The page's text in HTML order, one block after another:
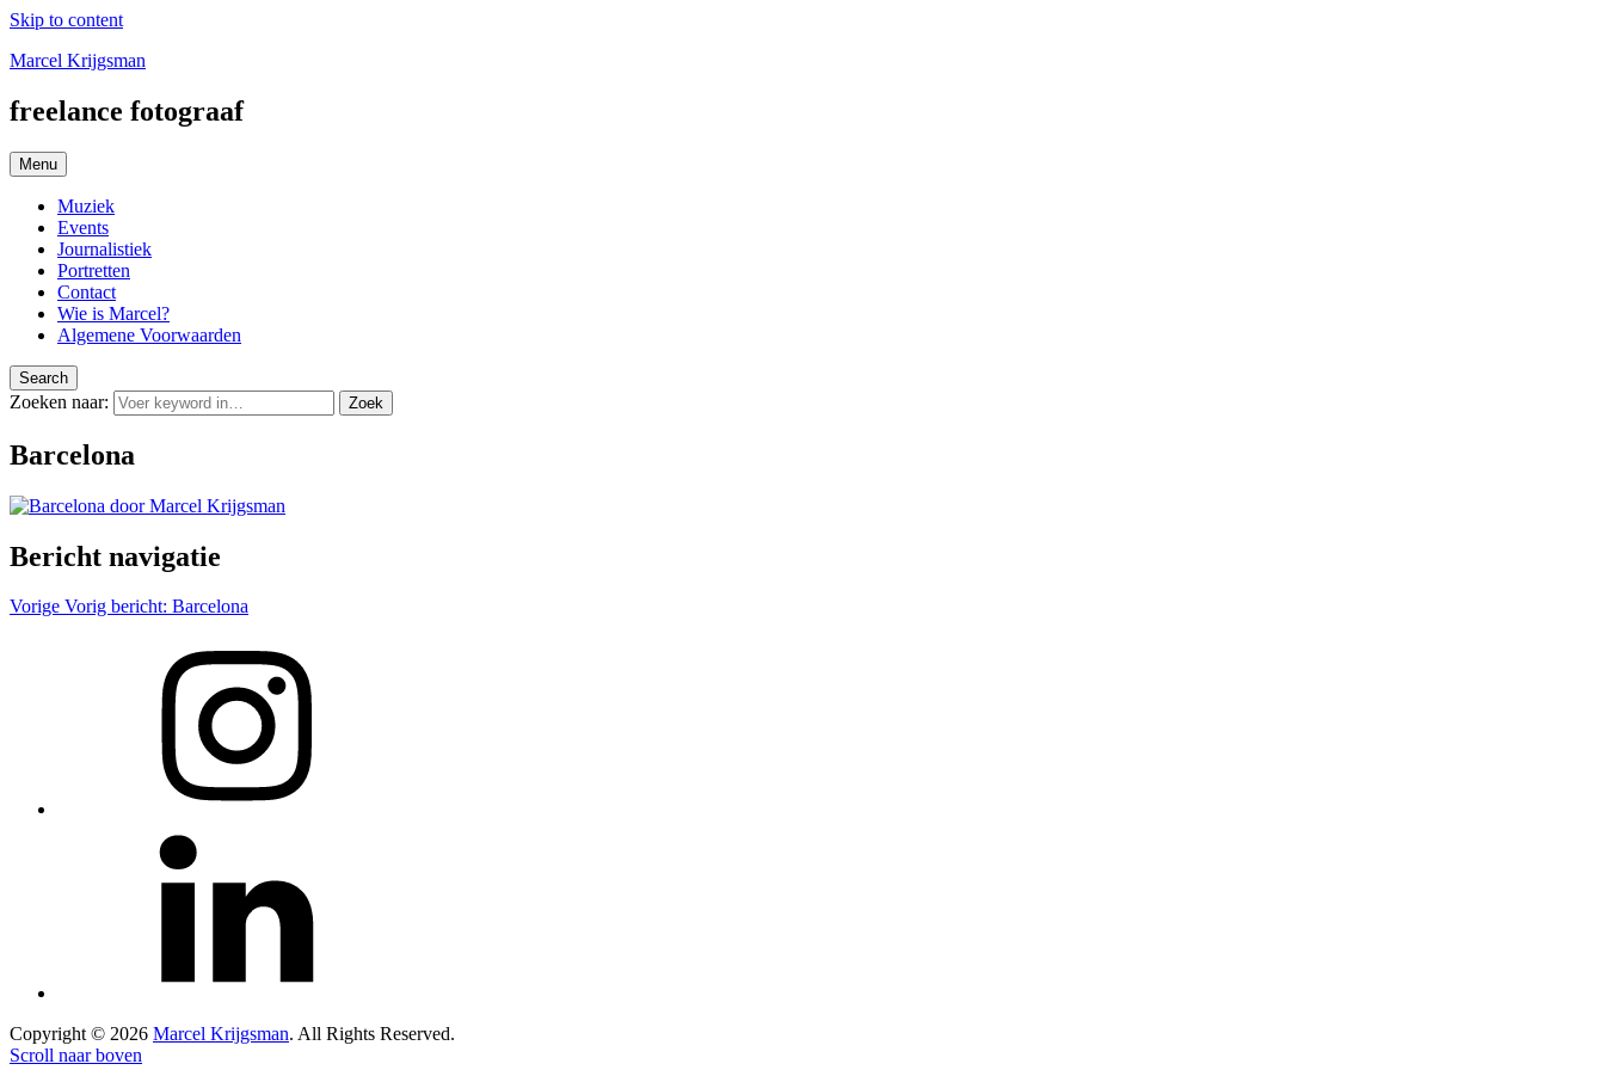
Skip to content
Marcel Krijgsman
freelance fotograaf
Menu
Muziek
Events
Journalistiek
Portretten
Contact
Wie is Marcel?
Algemene Voorwaarden
Search
Zoeken naar: Zoek
Barcelona
Bericht navigatie
Vorige Vorig bericht: Barcelona
Copyright © 2026 Marcel Krijgsman. All Rights Reserved.
Scroll naar boven